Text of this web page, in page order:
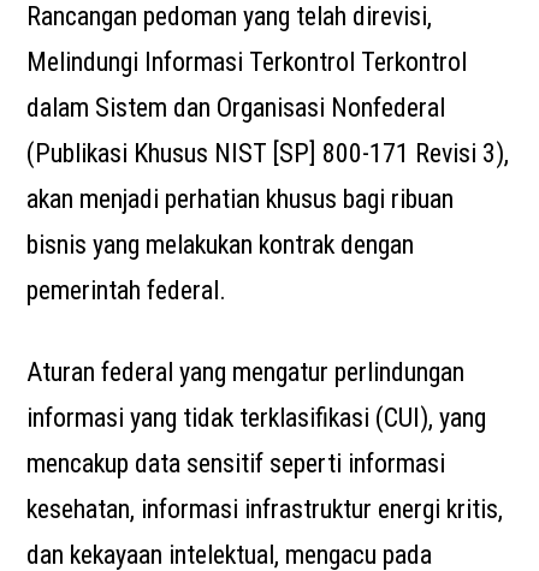
Rancangan pedoman yang telah direvisi,
Melindungi Informasi Terkontrol Terkontrol
dalam Sistem dan Organisasi Nonfederal
(Publikasi Khusus NIST [SP] 800-171 Revisi 3),
akan menjadi perhatian khusus bagi ribuan
bisnis yang melakukan kontrak dengan
pemerintah federal.
Aturan federal yang mengatur perlindungan
informasi yang tidak terklasifikasi (CUI), yang
mencakup data sensitif seperti informasi
kesehatan, informasi infrastruktur energi kritis,
dan kekayaan intelektual, mengacu pada